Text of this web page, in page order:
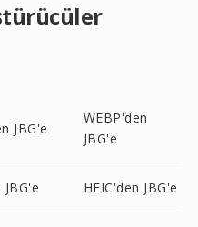
JBG'e
WEBP'den
JBG'e
HEIC'den JBG'e